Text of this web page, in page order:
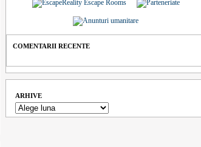
COMENTARII RECENTE
ARHIVE